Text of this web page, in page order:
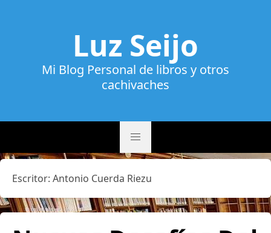
Luz Seijo
Mi Blog Personal de libros y otros
cachivaches
Escritor: Antonio Cuerda Riezu